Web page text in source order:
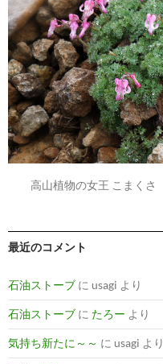
高山植物の女王 こまくさ
最近のコメント
石油ストーブ に usagi より
石油ストーブ に たろー より
気持ち新たに～～ に usagi より